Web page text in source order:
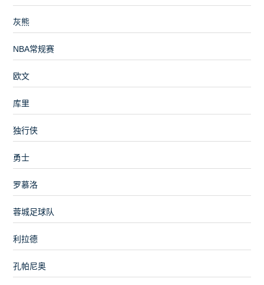
灰熊
NBA常规赛
欧文
库里
独行侠
勇士
罗慕洛
蓉城足球队
利拉德
孔帕尼奥